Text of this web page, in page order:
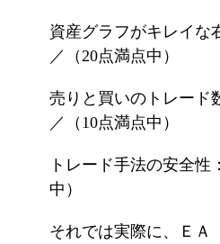
資産グラフがキレイな
／（20点満点中）
売りと買いのトレード
／（10点満点中）
トレード手法の安全性
中）
それでは実際に、ＥＡ